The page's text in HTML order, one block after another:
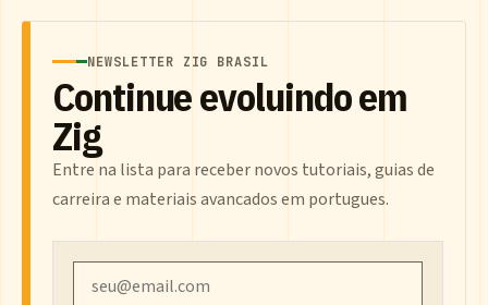
NEWSLETTER ZIG BRASIL
Continue evoluindo em
Zig
Entre na lista para receber novos tutoriais, guias de
carreira e materiais avancados em portugues.